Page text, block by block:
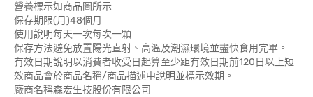
營養標示如商品圖所示
保存期限(月)48個月
使用說明每天一次每次一顆
保存方法避免放置陽光直射、高溫及潮濕環境並盡快食用完畢。
有效日期說明以消費者收受日起算至少距有效日期前120日以上短
效商品會於商品名稱/商品描述中說明並標示效期。
廠商名稱森宏生技股份有限公司